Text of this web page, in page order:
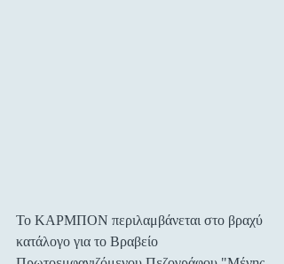
To ΚΑΡΜΠΟΝ περιλαμβάνεται στο βραχύ
κατάλογο για το Βραβείο